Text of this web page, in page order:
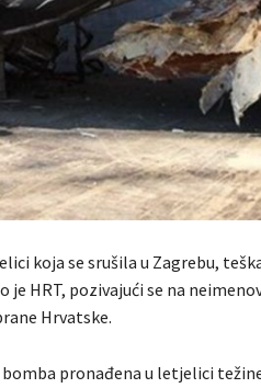
koja se srušila u Zagrebu,
HRT, pozivajući se na
Hrvatske.
pronađena u letjelici